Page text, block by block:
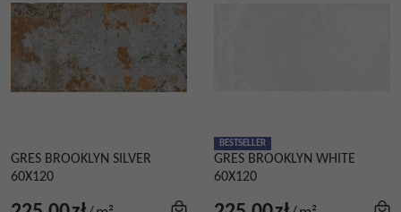
GRES BROOKLYN SILVER
60X120
BESTSELLER
GRES BROOKLYN WHITE
60X120